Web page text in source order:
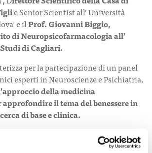
e Senior Scientist all’ Università
e ilProf. Giovanni Biggio,
di Neuropsicofarmacologia all’
di Cagliari.
per la partecipazione di un panel
esperti in Neuroscienze e Psichiatria,
della medicina
il tema del benessere in
di base e clinica.
è gratuita
massimo di
giornata.